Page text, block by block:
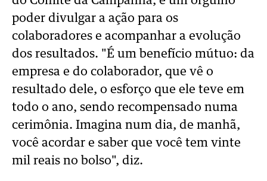
poder divulgar a ação para os
colaboradores e acompanhar a evolução
dos resultados. "É um benefício mútuo: da
empresa e do colaborador, que vê o
resultado dele, o esforço que ele teve em
todo o ano, sendo recompensado numa
cerimônia. Imagina num dia, de manhã,
você acordar e saber que você tem vinte
mil reais no bolso", diz.